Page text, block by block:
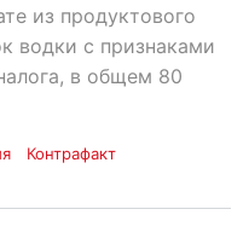
из продуктового
водки с признаками
в общем 80
Контрафакт